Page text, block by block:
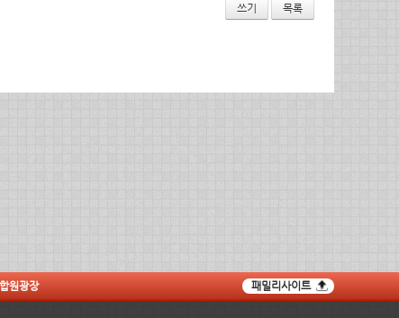
쓰기 목록
원광장 패밀리사이트